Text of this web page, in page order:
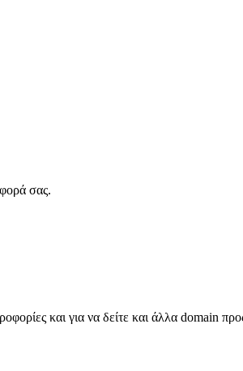
σας.
και για να δείτε και άλλα domain